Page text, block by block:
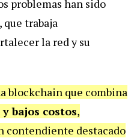
problemas han sido
que trabaja
la red y su
blockchain que combina
bajos costos,
contendiente destacado